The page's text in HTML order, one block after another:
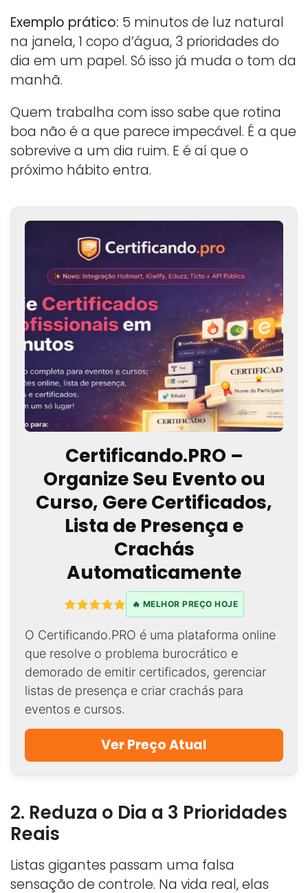
Exemplo prático: 5 minutos de luz natural
na janela, 1 copo d’água, 3 prioridades do
dia em um papel. Só isso já muda o tom da
manhã.
Quem trabalha com isso sabe que rotina
boa não é a que parece impecável. É a que
sobrevive a um dia ruim. E é aí que o
próximo hábito entra.
Certificando.PRO –
Organize Seu Evento ou
Curso, Gere Certificados,
Lista de Presença e
Crachás
Automaticamente
🔥 MELHOR PREÇO HOJE
O Certificando.PRO é uma plataforma online
que resolve o problema burocrático e
demorado de emitir certificados, gerenciar
listas de presença e criar crachás para
eventos e cursos.
Ver Preço Atual
2. Reduza o Dia a 3 Prioridades
Reais
Listas gigantes passam uma falsa
sensação de controle. Na vida real, elas